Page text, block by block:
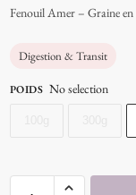
Fenouil Amer – Graine en
Digestion & Transit
POIDS No selection